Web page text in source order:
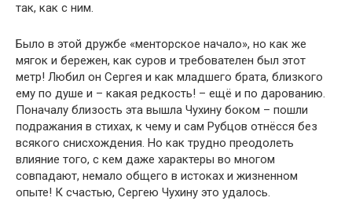
так, как с ним.
Было в этой дружбе «менторское начало», но как же
мягок и бережен, как суров и требователен был этот
метр! Любил он Сергея и как младшего брата, близкого
ему по душе и – какая редкость! – ещё и по дарованию.
Поначалу близость эта вышла Чухину боком – пошли
подражания в стихах, к чему и сам Рубцов отнёсся без
всякого снисхождения. Но как трудно преодолеть
влияние того, с кем даже характеры во многом
совпадают, немало общего в истоках и жизненном
опыте! К счастью, Сергею Чухину это удалось.